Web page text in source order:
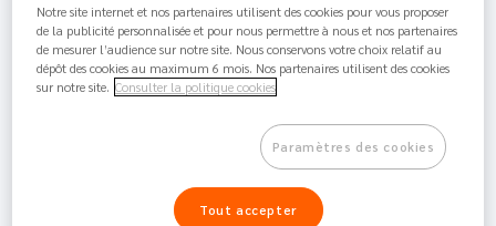
42.6K Delen
Om een overschrijvingsbewijs te verkrijgen :
Ga naar je Nickel App of je online klantenzone
Ga naar het tabblad "rekening"
Klik op de betreffende overschrijving
In het onderdeel "Bewijzen" klik op
Notre site internet et nos partenaires utilisent des cookies pour vous proposer
de la publicité personnalisée et pour nous permettre à nous et nos partenaires
de mesurer l’audience sur notre site. Nous conservons votre choix relatif au
dépôt des cookies au maximum 6 mois. Nos partenaires utilisent des cookies
sur notre site. Consulter la politique cookies
Paramètres des cookies
Tout accepter